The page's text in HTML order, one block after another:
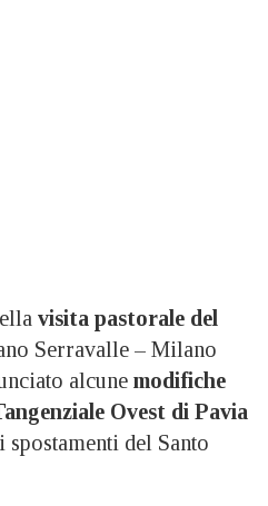
visita pastorale del
Serravalle – Milano
alcune modifiche
Ovest di Pavia
del Santo